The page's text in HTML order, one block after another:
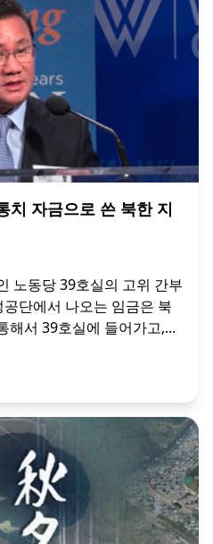
치 자금으로 쓴 북한 지
노동당 39호실의 고위 간부
단에서 나오는 임금은 북
해서 39호실에 들어가고,...